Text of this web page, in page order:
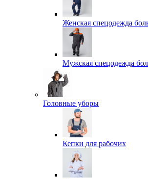
Женская спецодежда
Мужская спецодежда
Головные уборы
Кепки для рабочих